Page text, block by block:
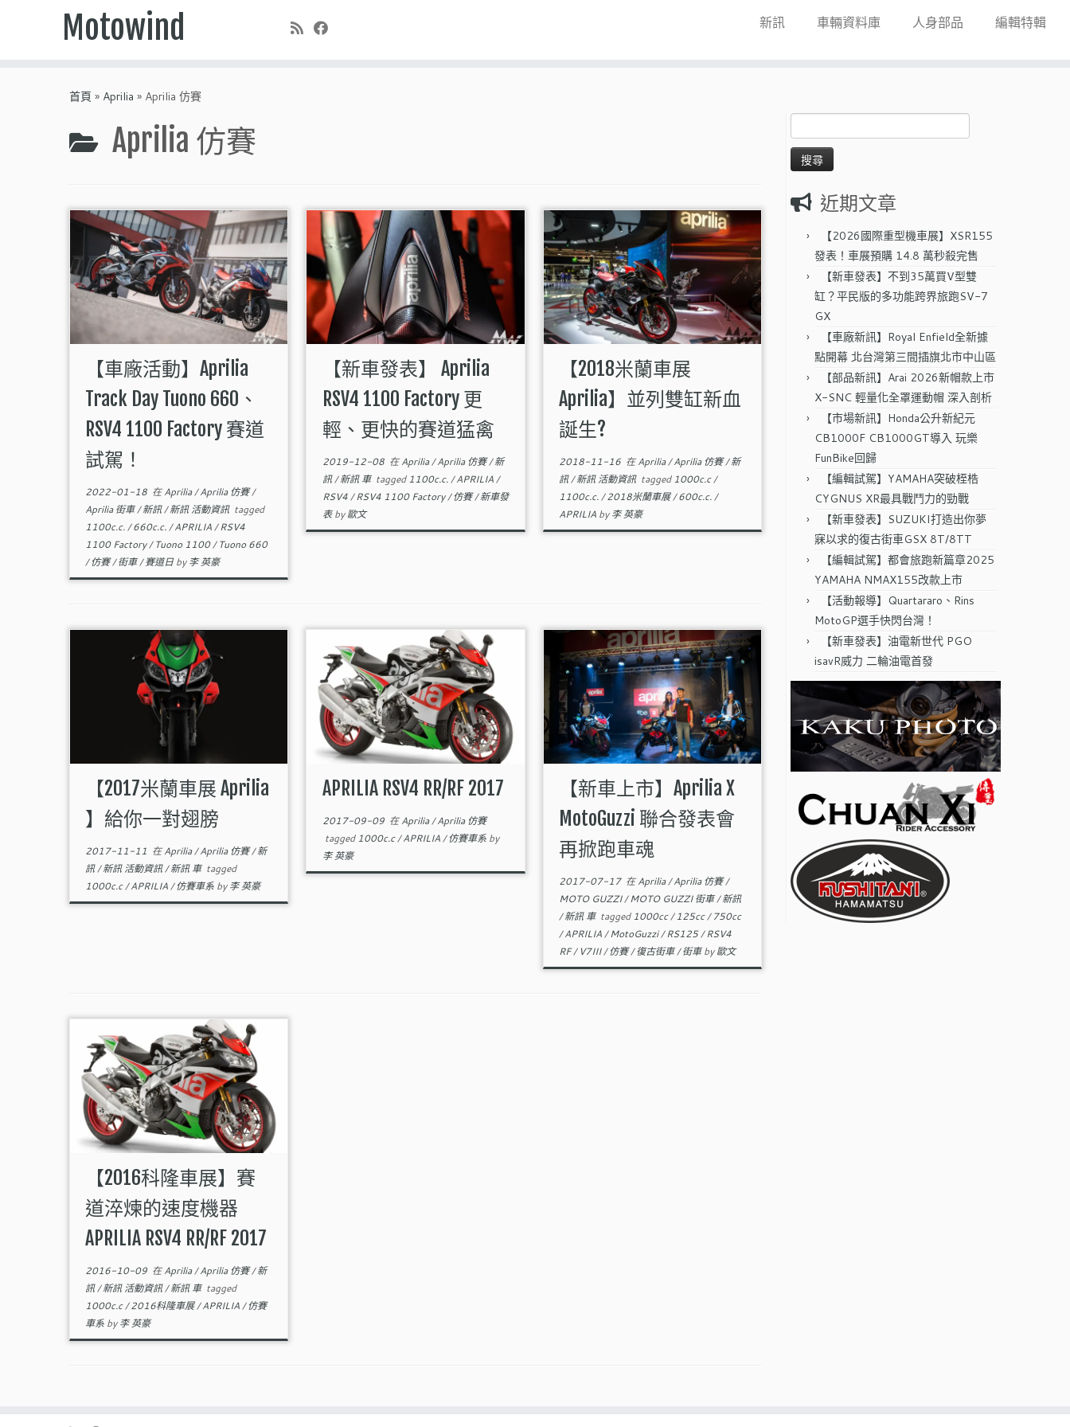
Motowind 新訊 車輛資料庫 人身部品 編輯特輯
首頁 » Aprilia » Aprilia 仿賽
Aprilia 仿賽
【車廠活動】Aprilia
Track Day Tuono 660、
RSV4 1100 Factory 賽道
試駕！
2022-01-18 在Aprilia/Aprilia 仿賽/
Aprilia 街車/新訊/新訊 活動資訊 tagged
1100c.c./660c.c./APRILIA/RSV4
1100 Factory/Tuono 1100/Tuono 660
/仿賽/街車/賽道日 by李 英豪
【新車發表】 Aprilia
RSV4 1100 Factory 更
輕、更快的賽道猛禽
2019-12-08在Aprilia/Aprilia 仿賽/新
訊/新訊 車 tagged1100c.c./APRILIA/
RSV4/RSV4 1100 Factory/仿賽/新車發
表by歐文
【2018米蘭車展
Aprilia】並列雙缸新血
誕生?
2018-11-16在Aprilia/Aprilia 仿賽/新
訊/新訊 活動資訊 tagged1000c.c/
1100c.c./2018米蘭車展/600c.c./
APRILIA by李 英豪
【2017米蘭車展 Aprilia
】給你一對翅膀
2017-11-11 在Aprilia/Aprilia 仿賽/新
訊/新訊 活動資訊/新訊 車 tagged
1000c.c/APRILIA/仿賽車系 by李 英豪
APRILIA RSV4 RR/RF 2017
2017-09-09在Aprilia/Aprilia 仿賽
tagged1000c.c/APRILIA/仿賽車系 by
李 英豪
【新車上市】Aprilia X
MotoGuzzi 聯合發表會
再掀跑車魂
2017-07-17在Aprilia/Aprilia 仿賽/
MOTO GUZZI/MOTO GUZZI 街車/新訊
/新訊 車 tagged1000cc/125cc/750cc
/APRILIA/MotoGuzzi/RS125/RSV4
RF/ V7III/仿賽/復古街車/街車by歐文
【2016科隆車展】賽
道淬煉的速度機器
APRILIA RSV4 RR/RF 2017
2016-10-09 在Aprilia/Aprilia 仿賽/新
訊/新訊 活動資訊/新訊 車 tagged
1000c.c/2016科隆車展/APRILIA/仿賽
車系 by李 英豪
尋
鍵
近期文章
【2026國際重型機車展】XSR155
發表！車展預購 14.8 萬秒殺完售
【新車發表】不到35萬買V型雙
缸？平民版的多功能跨界旅跑SV-7
GX
【車廠新訊】Royal Enfield全新據
點開幕 北台灣第三間插旗北市中山區
【部品新訊】Arai 2026新帽款上市
X-SNC 輕量化全罩運動帽 深入剖析
【市場新訊】Honda公升新紀元
CB1000F CB1000GT導入 玩樂
FunBike回歸
【編輯試駕】YAMAHA突破桎梏
CYGNUS XR最具戰鬥力的勁戰
【新車發表】SUZUKI打造出你夢
寐以求的復古街車GSX 8T/8TT
【編輯試駕】都會旅跑新篇章2025
YAMAHA NMAX155改款上市
【活動報導】Quartararo、Rins
MotoGP選手快閃台灣！
【新車發表】油電新世代 PGO
isavR威力 二輪油電首發